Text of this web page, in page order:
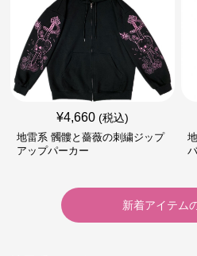
¥4,660 (税込)
地雷系 髑髏と薔薇の刺繍ジップ
アップパーカー
新着アイテム